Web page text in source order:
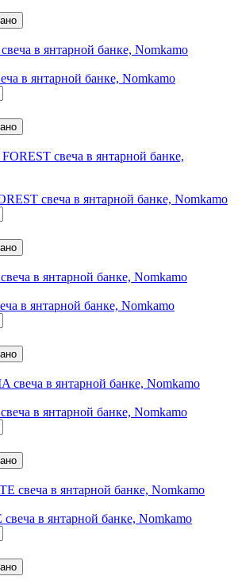
в янтарной банке, Nomkamo
свеча в янтарной банке, Nomkamo
в янтарной банке, Nomkamo
в янтарной банке, Nomkamo
в янтарной банке, Nomkamo